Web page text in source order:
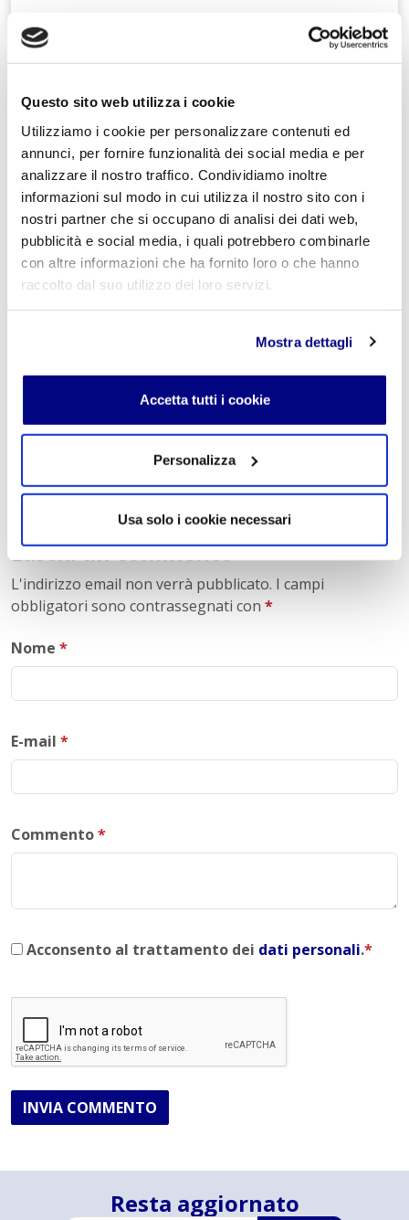
Questo sito web utilizza i cookie
Utilizziamo i cookie per personalizzare contenuti ed
annunci, per fornire funzionalità dei social media e per
analizzare il nostro traffico. Condividiamo inoltre
informazioni sul modo in cui utilizza il nostro sito con i
nostri partner che si occupano di analisi dei dati web,
pubblicità e social media, i quali potrebbero combinarle
con altre informazioni che ha fornito loro o che hanno
raccolto dal suo utilizzo dei loro servizi.
Mostra dettagli
Accetta tutti i cookie
Personalizza
Usa solo i cookie necessari
Istituto Paritario S. Freud – Scuola Privata Milano – Scuola
paritaria: Istituto Tecnico Informatico, Istituto Tecnico
Turismo, Liceo delle Scienze Umane e Liceo Scientifico
Via Accademia, 26/29 Milano – Viale Fulvio Testi, 7 Milano – Tel.
02.29409829–www.istitutofreud.it
Scuola Superiore Paritaria Milano
Milano
Scuola Privata Turismo Milano- Liceo delle Scienze Umane
indirizzo Economico Sociale Milano
Contattaci per maggiori informazioni:info@istitutofreud.it
CONCETTA CAMPAILLA
UNA SCUOLA CHE CONSIGLIO MOLTO
Lascia un commento
L'indirizzo email non verrà pubblicato. I campi
obbligatori sono contrassegnati con *
Nome *
E-mail *
Commento*
Acconsento al trattamento dei dati personali.*
INVIA COMMENTO
Resta aggiornato